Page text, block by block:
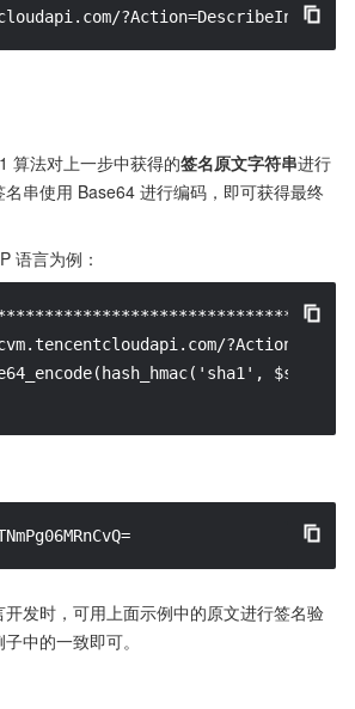
算法对上一步中获得的签名原文字符串进行
串使用 Base64 进行编码，即可获得最终
语言为例：
'********************************';
发时，可用上面示例中的原文进行签名验
中的一致即可。